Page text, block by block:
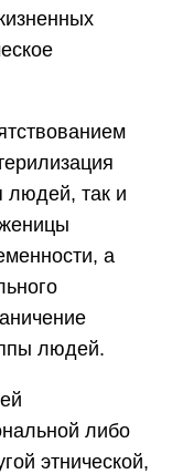
людей, так и
а
людей.
либо
этнической,